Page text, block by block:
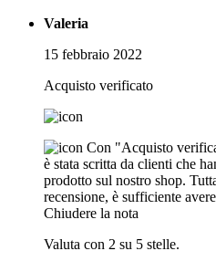
Valeria
15 febbraio 2022
Acquisto verificato
Con "Acquisto
è stata scritta da clienti che
prodotto sul nostro shop.
recensione, è sufficiente
Chiudere la nota
Valuta con 2 su 5 stelle.